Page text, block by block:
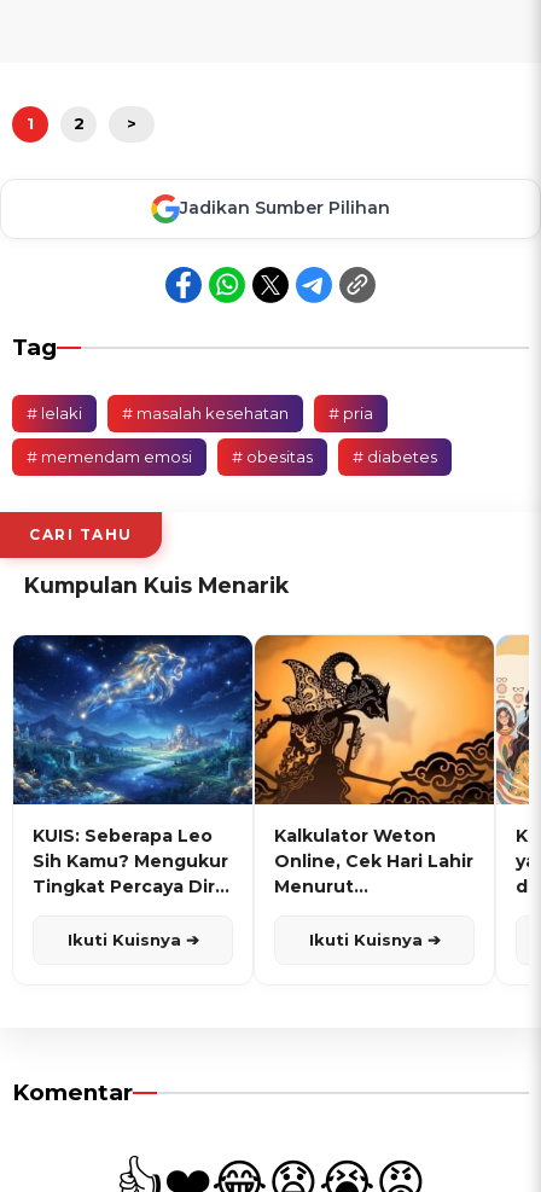
1 2 >
Jadikan Sumber Pilihan
Tag
# lelaki # masalah kesehatan # pria
# memendam emosi # obesitas # diabetes
CARI TAHU
Kumpulan Kuis Menarik
KUIS: Seberapa Leo
Sih Kamu? Mengukur
Tingkat Percaya Diri
Ikuti Kuisnya ➔
Kalkulator Weton
Online, Cek Hari Lahir
Menurut
Ikuti Kuisnya ➔
Komentar